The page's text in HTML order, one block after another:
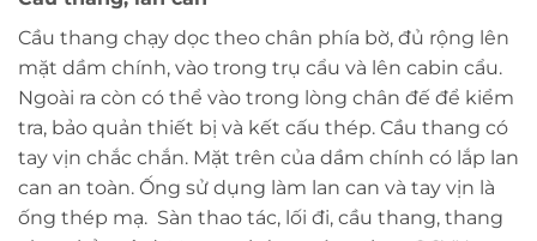
Cầu thang chạy dọc theo chân phía bờ, đủ rộng lên
mặt dầm chính, vào trong trụ cẩu và lên cabin cẩu.
Ngoài ra còn có thể vào trong lòng chân đế để kiểm
tra, bảo quản thiết bị và kết cấu thép. Cầu thang có
tay vịn chắc chắn. Mặt trên của dầm chính có lắp lan
can an toàn. Ống sử dụng làm lan can và tay vịn là
ống thép mạ. Sàn thao tác, lối đi, cầu thang, thang